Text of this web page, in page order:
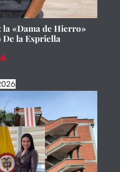
«Dama de Hierro»
la Espriella